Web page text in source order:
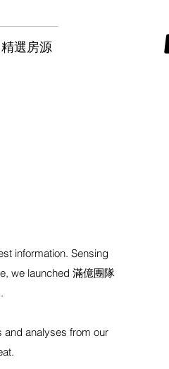
精選房源
information. Sensing
we launched 滿億團隊
and analyses from our